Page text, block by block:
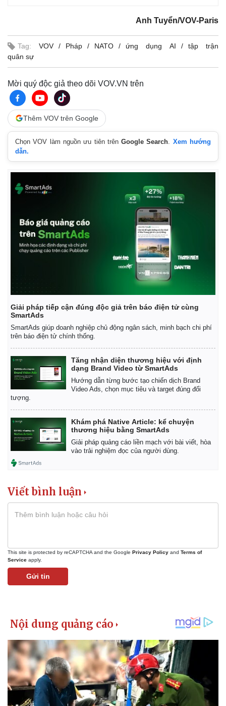
Kinh tế
Bất động sản
Khởi nghiệp
Thị trường
Giá vàng
Tiêu dùng
Anh Tuyển/VOV-Paris
Tag: VOV Pháp NATO ứng dụng AI
tập trận
quân sự
Mời quý độc giả theo dõi VOV.VN trên
Thêm VOV trên Google
Chọn VOV làm nguồn ưu tiên trênGoogle Search
Xem hướng
dẫn.
Giải pháp tiếp cận đúng độc giả trên báo điện tử cùng
SmartAds
SmartAds giúp doanh nghiệp chủ động ngân sách, minh bạch chi phí
trên báo điện tử chính thống.
Tăng nhận diện thương hiệu với định
dạng Brand Video từ SmartAds
Hướng dẫn từng bước tạo chiến dịch Brand
Video Ads, chọn mục tiêu và target đúng đối
tượng.
Khám phá Native Article: kể chuyện
thương hiệu bằng SmartAds
Giải pháp quảng cáo liền mạch với bài viết, hòa
vào trải nghiệm đọc của người dùng.
Viết bình luận
This site is protected by reCAPTCHA and the Google Privacy Policy and Terms of
Service apply.
Gửi tin